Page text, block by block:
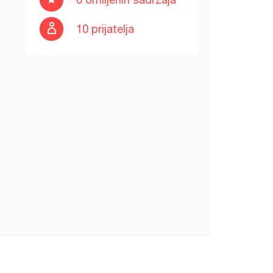
10 prijatelja